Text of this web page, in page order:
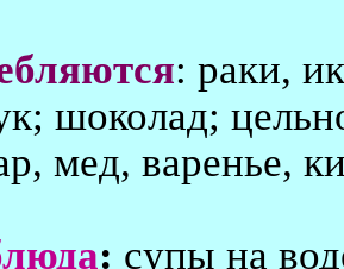
: раки,
шоколад;
мед, варенье,
: супы на